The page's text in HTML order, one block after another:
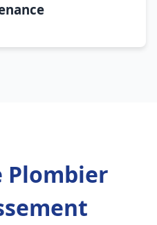
Plombier